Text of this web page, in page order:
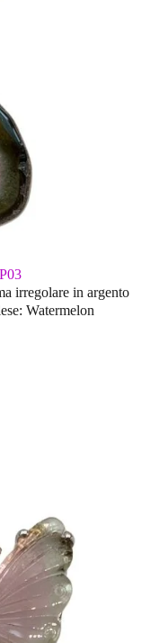
irregolare in argento
Watermelon